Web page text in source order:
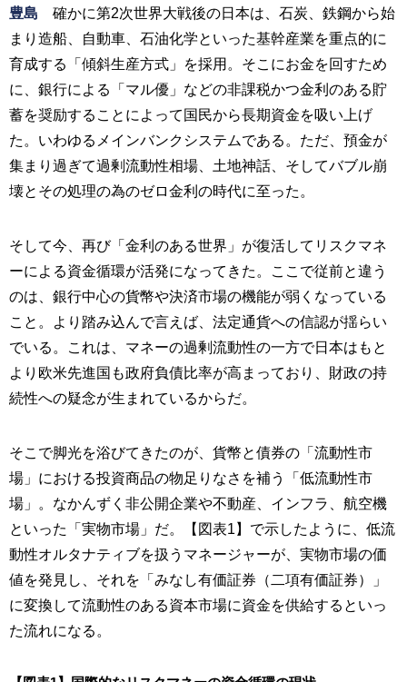
豊島 確かに第2次世界大戦後の日本は、石炭、鉄鋼から始
まり造船、自動車、石油化学といった基幹産業を重点的に
育成する「傾斜生産方式」を採用。そこにお金を回すため
に、銀行による「マル優」などの非課税かつ金利のある貯
蓄を奨励することによって国民から長期資金を吸い上げ
た。いわゆるメインバンクシステムである。ただ、預金が
集まり過ぎて過剰流動性相場、土地神話、そしてバブル崩
壊とその処理の為のゼロ金利の時代に至った。
そして今、再び「金利のある世界」が復活してリスクマネ
ーによる資金循環が活発になってきた。ここで従前と違う
のは、銀行中心の貨幣や決済市場の機能が弱くなっている
こと。より踏み込んで言えば、法定通貨への信認が揺らい
でいる。これは、マネーの過剰流動性の一方で日本はもと
より欧米先進国も政府負債比率が高まっており、財政の持
続性への疑念が生まれているからだ。
そこで脚光を浴びてきたのが、貨幣と債券の「流動性市
場」における投資商品の物足りなさを補う「低流動性市
場」。なかんずく非公開企業や不動産、インフラ、航空機
といった「実物市場」だ。【図表1】で示したように、低流
動性オルタナティブを扱うマネージャーが、実物市場の価
値を発見し、それを「みなし有価証券（二項有価証券）」
に変換して流動性のある資本市場に資金を供給するといっ
た流れになる。